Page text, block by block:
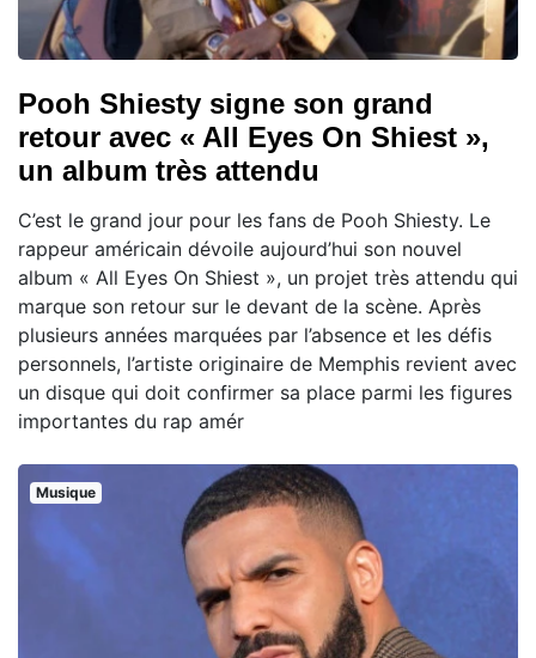
Pooh Shiesty signe son grand
retour avec « All Eyes On Shiest »,
un album très attendu
C’est le grand jour pour les fans de Pooh Shiesty. Le
rappeur américain dévoile aujourd’hui son nouvel
album « All Eyes On Shiest », un projet très attendu qui
marque son retour sur le devant de la scène. Après
plusieurs années marquées par l’absence et les défis
personnels, l’artiste originaire de Memphis revient avec
un disque qui doit confirmer sa place parmi les figures
importantes du rap amér
Musique